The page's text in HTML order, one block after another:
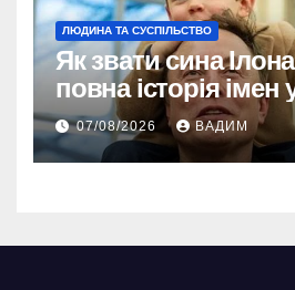
ЛЮДИНА ТА СУСПІЛЬСТВО
Як звати сина
повна історія імен
хлопчиків
07/08/2026 ВАДИМ